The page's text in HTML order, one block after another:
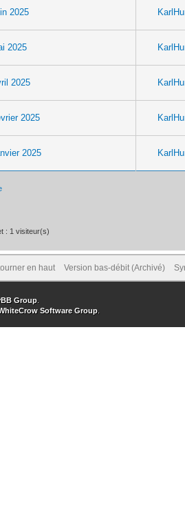
2025
2025
2025
2025
2025
: 1 visiteur(s)
en haut Version bas-débit (Archivé)
Group
Software Group